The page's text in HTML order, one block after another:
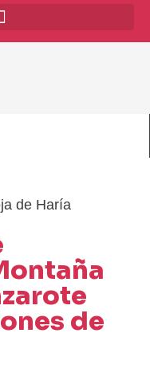
de Haría
de